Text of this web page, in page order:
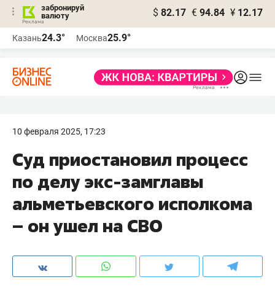
забронируй
валюту
$ 82.17 € 94.84 ¥ 12.17
Казань24.3° Москва25.9°
10 февраля 2025, 17:23
Суд приостановил процесс
по делу экс-замглавы
альметьевского исполкома
– он ушел на СВО